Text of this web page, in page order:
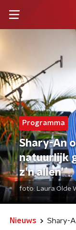
Programma
Shary-An
natuurlijk
z’n allen'
foto: Laura Olde
Nieuws